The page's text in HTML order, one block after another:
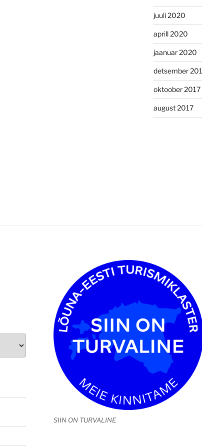
juuli 2020
aprill 2020
jaanuar 2020
detsember
oktoober 2017
august 2017
SIIN ON TURVALINE